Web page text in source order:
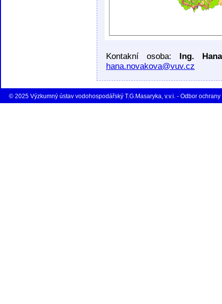
Kontakní osoba: Ing.
hana.novakova@vuv.cz
© 2025 Výzkumný ústav vodohospodářský T.G.Masaryka, v.v.i. - Odbor